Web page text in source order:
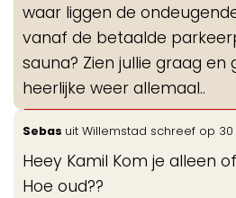
waar liggen de
vanaf de betaalde
sauna? Zien jullie graag en
heerlijke weer allemaal..
Sebas uit Willemstad schreef op
Heey Kamil Kom je alleen
Hoe oud??